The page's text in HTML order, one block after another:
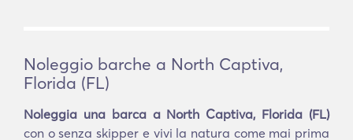
Noleggio barche a North Captiva,
Florida (FL)
Noleggia una barca a North Captiva, Florida (FL)
con o senza skipper e vivi la natura come mai prima